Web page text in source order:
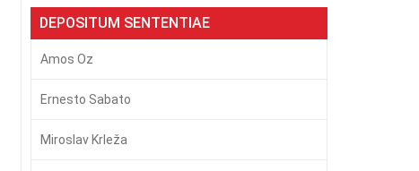
DEPOSITUM SENTENTIAE
Amos Oz
Ernesto Sabato
Miroslav Krleža